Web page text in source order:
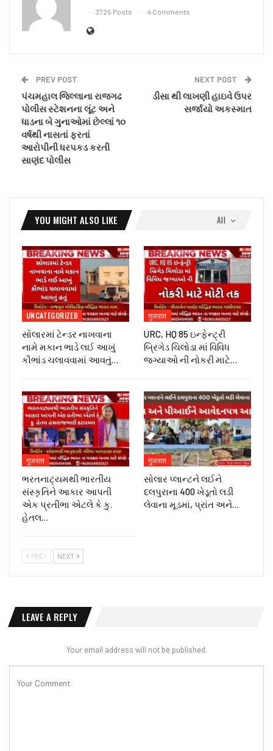
3725 Posts 4 Comments
PREV POST
પંચમહાલ જિલ્લાના રાજગઢ
પોલીસ સ્ટેશનના લૂંટ અને
ધાડના બે ગુનાઓમાં છેલ્લાં ૧૦
વર્ષથી નાસતાં ફરતાં
આરોપીની ધરપકડ કરતી
સાણંદ પોલીસ
NEXT POST
ડીસા થી લાખણી હાઇવે ઉપર
સર્જાયો અકસ્માત
All
YOU MIGHT ALSO LIKE
UNCATEGORIZED
સોલારમાં ટેન્ડર નાખવાના
નામે મકાન ભાડે લઈ આખું
કૌભાંડ ચલાવવામાં આવતું…
गुजरात
URC, HQ 85 ઇન્ફેન્ટ્રી
બ્રિગેડ ચિલોડા માં વિવિધ
જગ્યાઓ ની નોકરી માટે…
गुजरात
ભરતનાટ્યમથી ભારતીય
સંસ્કૃતિને આકાર આપતી
એક પ્રતીભા એટલે કે‌ કુ.
હેતલ…
गुजरात
સોલાર પ્લાન્ટને લઈને
દલપુરાના 400 ખેડૂતો લડી
લેવાના મૂડમાં, પ્રાંત અને…
PREV NEXT
LEAVE A REPLY
Your email address will not be published.